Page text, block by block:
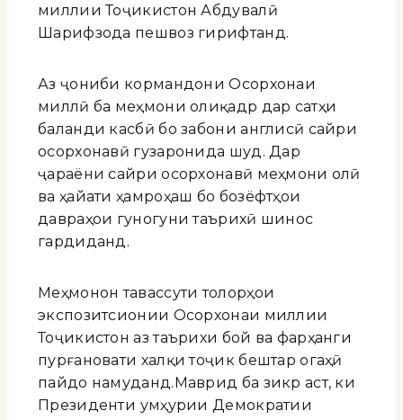
миллии Тоҷикистон Абдувалӣ
Шарифзода пешвоз гирифтанд.
Аз ҷониби кормандони Осорхонаи
миллӣ ба меҳмони олиқадр дар сатҳи
баланди касбӣ бо забони англисӣ сайри
осорхонавӣ гузаронида шуд. Дар
ҷараёни сайри осорхонавӣ меҳмони олӣ
ва ҳайати ҳамроҳаш бо бозёфтҳои
давраҳои гуногуни таърихӣ шинос
гардиданд.
Меҳмонон тавассути толорҳои
экспозитсионии Осорхонаи миллии
Тоҷикистон аз таърихи бой ва фарҳанги
пурғановати халқи тоҷик бештар огаҳӣ
пайдо намуданд.Маврид ба зикр аст, ки
Президенти Ҷумҳурии Демократии